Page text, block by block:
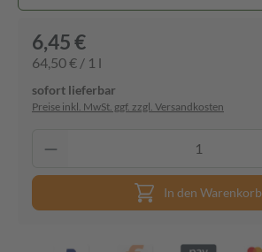
6,45 €
64,50 € / 1 l
sofort lieferbar
Preise inkl. MwSt. ggf. zzgl. Versandkosten
In den Warenkorb